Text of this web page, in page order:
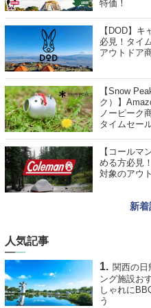
特価！
【DOD】
必見！タイ
アウトドア
【Snow
ク）】
ノーピーク
タイムセー
【コールマ
める方必見
対象のアウ
新
人気記事
関西の日
ング施設お
しゃれに
う